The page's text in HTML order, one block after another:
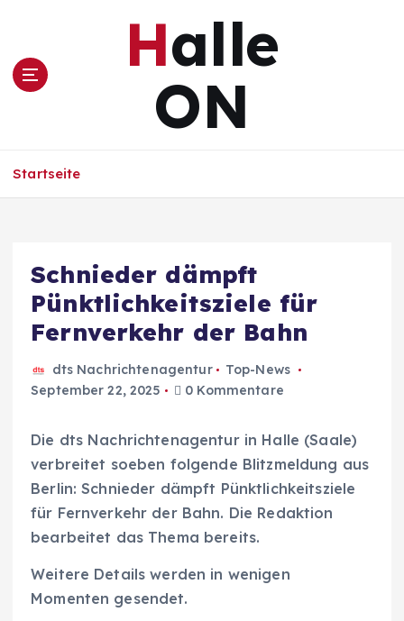
s
Halle
ON
Startseite
Schnieder dämpft
Pünktlichkeitsziele für
Fernverkehr der Bahn
dts Nachrichtenagentur
Top-News
September 22, 2025
0 Kommentare
Die dts Nachrichtenagentur in Halle (Saale)
verbreitet soeben folgende Blitzmeldung aus
Berlin: Schnieder dämpft Pünktlichkeitsziele
für Fernverkehr der Bahn. Die Redaktion
bearbeitet das Thema bereits.
Weitere Details werden in wenigen
Momenten gesendet.